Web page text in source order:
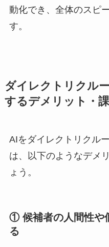
動化でき、全体のスピ
す。
ダイレクトリクル
するデメリット・
AIをダイレクトリクル
は、以下のようなデメ
ょう。
① 候補者の人間性や
る